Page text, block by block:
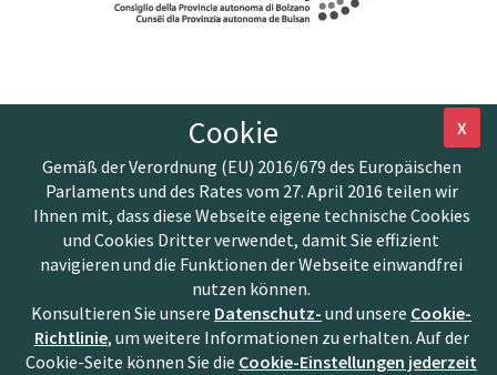
X
Cookie
Gemäß der Verordnung (EU) 2016/679 des Europäischen
Parlaments und des Rates vom 27. April 2016 teilen wir
Ihnen mit, dass diese Webseite eigene technische Cookies
und Cookies Dritter verwendet, damit Sie effizient
navigieren und die Funktionen der Webseite einwandfrei
nutzen können.
Konsultieren Sie unsere Datenschutz- und unsere Cookie-
Richtlinie, um weitere Informationen zu erhalten. Auf der
Cookie-Seite können Sie die Cookie-Einstellungen jederzeit